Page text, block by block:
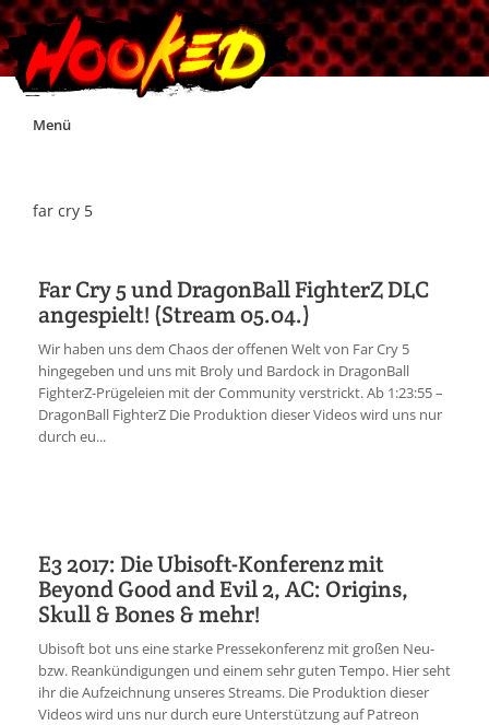
Skip
Menü
Impressum
Jobs
Discord
far cry 5
Far Cry 5 und DragonBall FighterZ DLC
angespielt! (Stream 05.04.)
Wir haben uns dem Chaos der offenen Welt von Far Cry 5
hingegeben und uns mit Broly und Bardock in DragonBall
FighterZ-Prügeleien mit der Community verstrickt. Ab 1:23:55 –
DragonBall FighterZ Die Produktion dieser Videos wird uns nur
durch eu...
E3 2017: Die Ubisoft-Konferenz mit
Beyond Good and Evil 2, AC: Origins,
Skull & Bones & mehr!
Ubisoft bot uns eine starke Pressekonferenz mit großen Neu-
bzw. Reankündigungen und einem sehr guten Tempo. Hier seht
ihr die Aufzeichnung unseres Streams. Die Produktion dieser
Videos wird uns nur durch eure Unterstützung auf Patreon